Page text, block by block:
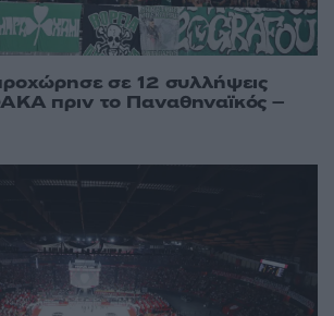
σε 12 συλλήψεις
πριν το Παναθηναϊκός –